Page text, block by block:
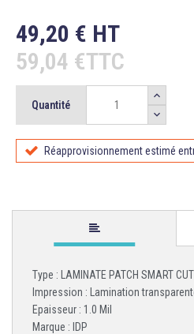
49,20 € HT
59,04 €TTC
Quantité
Réapprovisionnement estimé
Type : LAMINATE PATCH SMART CUT
Impression : Lamination
Epaisseur : 1.0 Mil
Marque : IDP